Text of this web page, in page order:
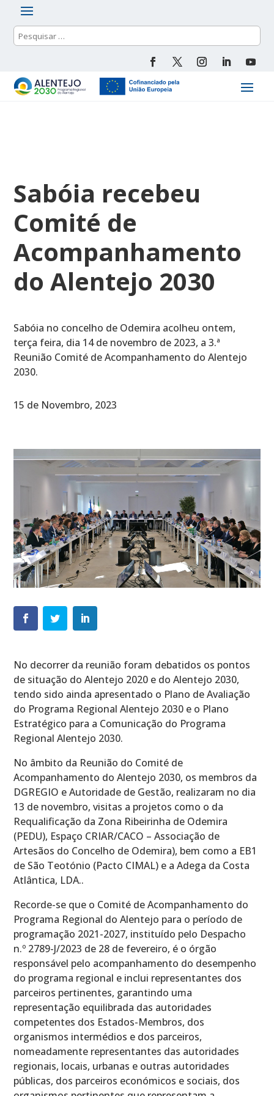
Sabóia recebeu
Comité de
Acompanhamento
do Alentejo 2030
Sabóia no concelho de Odemira acolheu ontem,
terça feira, dia 14 de novembro de 2023, a 3.ª
Reunião Comité de Acompanhamento do Alentejo
2030.
15 de Novembro, 2023
No decorrer da reunião foram debatidos os pontos
de situação do Alentejo 2020 e do Alentejo 2030,
tendo sido ainda apresentado o Plano de Avaliação
do Programa Regional Alentejo 2030 e o Plano
Estratégico para a Comunicação do Programa
Regional Alentejo 2030.
No âmbito da Reunião do Comité de
Acompanhamento do Alentejo 2030, os membros da
DGREGIO e Autoridade de Gestão, realizaram no dia
13 de novembro, visitas a projetos como o da
Requalificação da Zona Ribeirinha de Odemira
(PEDU), Espaço CRIAR/CACO – Associação de
Artesãos do Concelho de Odemira), bem como a EB1
de São Teotónio (Pacto CIMAL) e a Adega da Costa
Atlântica, LDA..
Recorde-se que o Comité de Acompanhamento do
Programa Regional do Alentejo para o período de
programação 2021-2027, instituído pelo Despacho
n.º 2789-J/2023 de 28 de fevereiro, é o órgão
responsável pelo acompanhamento do desempenho
do programa regional e inclui representantes dos
parceiros pertinentes, garantindo uma
representação equilibrada das autoridades
competentes dos Estados-Membros, dos
organismos intermédios e dos parceiros,
nomeadamente representantes das autoridades
regionais, locais, urbanas e outras autoridades
públicas, dos parceiros económicos e sociais, dos